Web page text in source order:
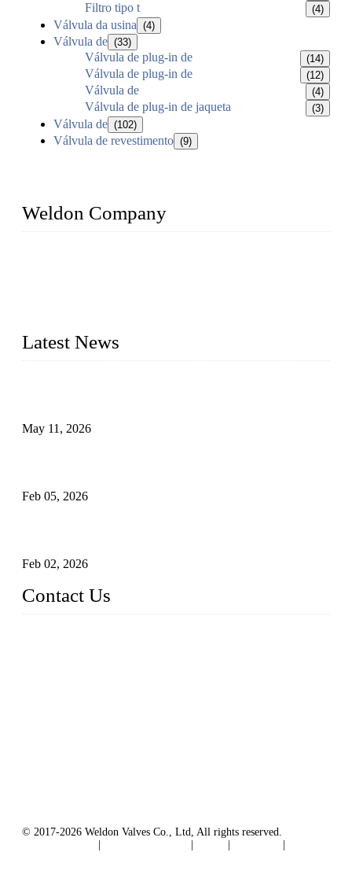
Filtro tipo t (4)
Válvula da usina (4)
Válvula de (33)
Válvula de plug-in de (14)
Válvula de plug-in de (12)
Válvula de (4)
Válvula de plug-in de jaqueta (3)
Válvula de (102)
Válvula de revestimento (9)
Weldon Company
Latest News
May 11, 2026
Feb 05, 2026
Feb 02, 2026
Contact Us
© 2017-2026 Weldon Valves Co., Ltd, All rights reserved.